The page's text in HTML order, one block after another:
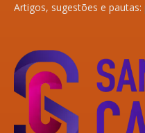
Artigos, sugestões e pautas: